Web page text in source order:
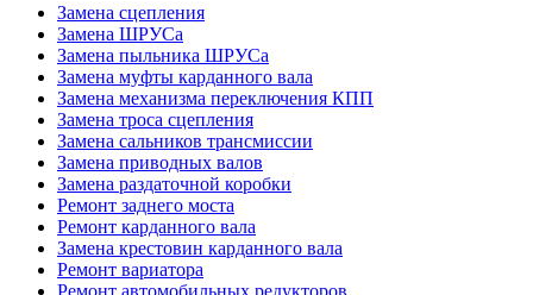
Замена сцепления
Замена ШРУСа
Замена пыльника ШРУСа
Замена муфты карданного вала
Замена механизма переключения КПП
Замена троса сцепления
Замена сальников трансмиссии
Замена приводных валов
Замена раздаточной коробки
Ремонт заднего моста
Ремонт карданного вала
Замена крестовин карданного вала
Ремонт вариатора
Ремонт автомобильных редукторов